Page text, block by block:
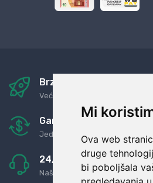
Mi
Ova web
druge
bi poboljšala
Brza i sigurna dostava
Već za nekoliko dana kod vas
Garancija u povrat
Jednostavno pravilo: Roba za
24/7 odlična podrška
Naši agenti uvijek na